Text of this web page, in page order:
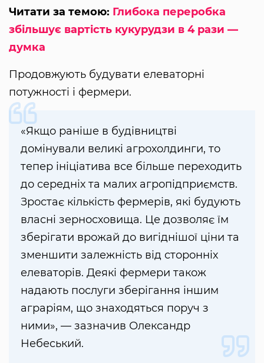
Читати за темою: Глибока переробка
збільшує вартість кукурудзи в 4 рази —
думка
Продовжують будувати елеваторні
потужності і фермери.
«Якщо раніше в будівництві
домінували великі агрохолдинги, то
тепер ініціатива все більше переходить
до середніх та малих агропідприємств.
Зростає кількість фермерів, які будують
власні зерносховища. Це дозволяє їм
зберігати врожай до вигіднішої ціни та
зменшити залежність від сторонніх
елеваторів. Деякі фермери також
надають послуги зберігання іншим
аграріям, що знаходяться поруч з
ними», — зазначив Олександр
Небеський.